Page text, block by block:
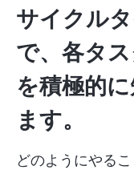
サイクル
で、各タ
を積極的に
ます。
どのようにやる